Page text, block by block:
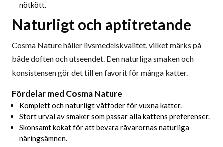
nötkött.
Naturligt och aptitretande
Cosma Nature håller livsmedelskvalitet, vilket märks på
både doften och utseendet. Den naturliga smaken och
konsistensen gör det till en favorit för många katter.
Fördelar med Cosma Nature
Komplett och naturligt våtfoder för vuxna katter.
Stort urval av smaker som passar alla kattens preferenser.
Skonsamt kokat för att bevara råvarornas naturliga
näringsämnen.